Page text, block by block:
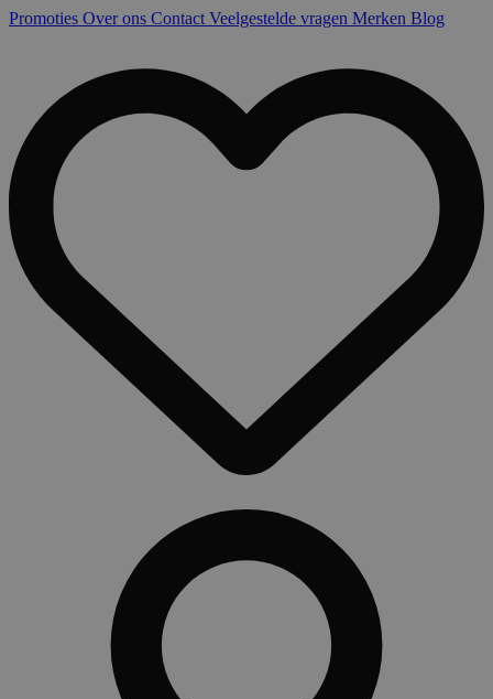
Promoties Over ons Contact Veelgestelde vragen Merken Blog